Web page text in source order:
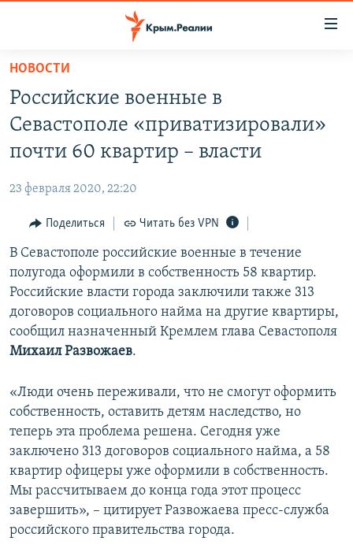
Вернуться
основному
содержанию
главной
навигации
Вернутся
поиску
11 ЛЕТ ОККУПАЦИИ КРЫМА. 11 ИСТОРИЙ СОПРОТИВЛЕНИЯ
ЕЩЕ
ИНТЕРАКТИВ
ИНФОГРАФИКА
ТЕЛЕПРОЕКТ КРЫМ.РЕАЛИИ
СОВЕТЫ ПРАВОЗАЩИТНИКОВ
ПРОПАВШИЕ БЕЗ ВЕСТИ
КРЫМ.НЕПОКОРЕННЫЙ
УКРАИНСКАЯ ПРОБЛЕМА КРЫМА
РАДІО СВОБОДА
КАК ОБОЙТИ БЛОКИРОВКУ
Українською
Qırımtatar
Все сайты RFE/RL
НОВОСТИ
Российские военные в
Севастополе «приватизировали»
почти 60 квартир – власти
23 февраля 2020, 22:20
Поделиться Читать без VPN
В Севастополе российские военные в течение
полугода оформили в собственность 58 квартир.
Российские власти города заключили также 313
договоров социального найма на другие квартиры,
сообщил назначенный Кремлем глава Севастополя
Михаил Развожаев.
«Люди очень переживали, что не смогут оформить
собственность, оставить детям наследство, но
теперь эта проблема решена. Сегодня уже
заключено 313 договоров социального найма, а 58
квартир офицеры уже оформили в собственность.
Мы рассчитываем до конца года этот процесс
завершить», – цитирует Развожаева пресс-служба
российского правительства города.